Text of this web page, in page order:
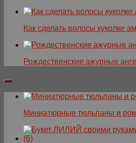
Как сделать волосы куколке
Рождественские ажурные
Миниатюрные тюльпаны и